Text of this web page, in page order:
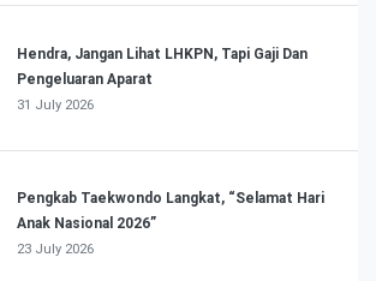
Hendra, Jangan Lihat LHKPN, Tapi Gaji Dan
Pengeluaran Aparat
31 July 2026
Pengkab Taekwondo Langkat, “Selamat Hari
Anak Nasional 2026”
23 July 2026